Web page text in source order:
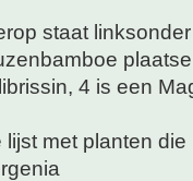
staat
4 is een
lijst met planten